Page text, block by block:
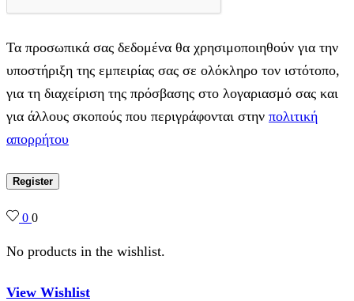
Τα προσωπικά σας δεδομένα θα χρησιμοποιηθούν για την
υποστήριξη της εμπειρίας σας σε ολόκληρο τον ιστότοπο,
για τη διαχείριση της πρόσβασης στο λογαριασμό σας και
για άλλους σκοπούς που περιγράφονται στην πολιτική
απορρήτου
Register
0 0
No products in the wishlist.
View Wishlist